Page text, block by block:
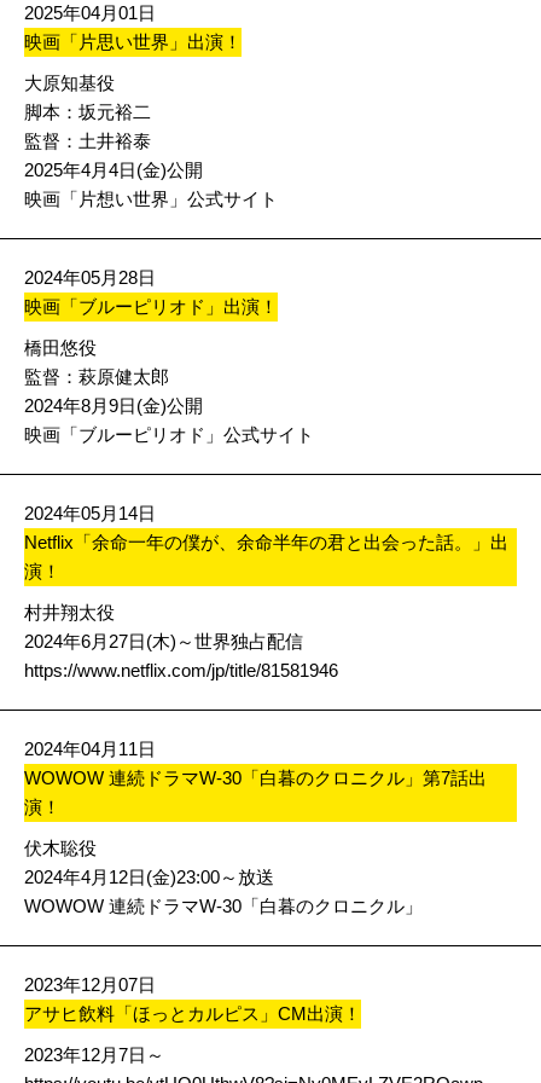
2025年04月01日
映画「片思い世界」出演！
大原知基役
脚本：坂元裕二
監督：土井裕泰
2025年4月4日(金)公開
映画「片想い世界」公式サイト
2024年05月28日
映画「ブルーピリオド」出演！
橋田悠役
監督：萩原健太郎
2024年8月9日(金)公開
映画「ブルーピリオド」公式サイト
2024年05月14日
Netflix「余命一年の僕が、余命半年の君と出会った話。」出
演！
村井翔太役
2024年6月27日(木)～世界独占配信
https://www.netflix.com/jp/title/81581946
2024年04月11日
WOWOW 連続ドラマW-30「白暮のクロニクル」第7話出
演！
伏木聡役
2024年4月12日(金)23:00～放送
WOWOW 連続ドラマW-30「白暮のクロニクル」
2023年12月07日
アサヒ飲料「ほっとカルピス」CM出演！
2023年12月7日～